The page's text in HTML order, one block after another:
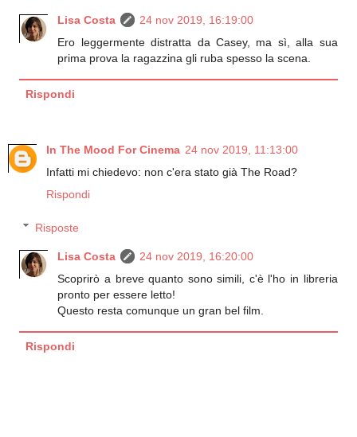
Lisa Costa
24 nov 2019, 16:19:00
Ero leggermente distratta da Casey, ma sì, alla sua
prima prova la ragazzina gli ruba spesso la scena.
Rispondi
In The Mood For Cinema 24 nov 2019, 11:13:00
Infatti mi chiedevo: non c'era stato già The Road?
Rispondi
Risposte
Lisa Costa
24 nov 2019, 16:20:00
Scoprirò a breve quanto sono simili, c'è l'ho in libreria
pronto per essere letto!
Questo resta comunque un gran bel film.
Rispondi